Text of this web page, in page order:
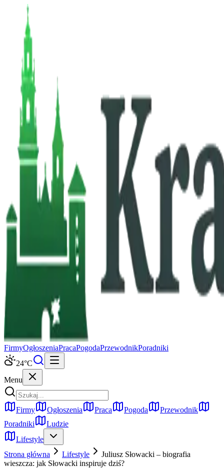
FirmyOgłoszeniaPracaPogodaPrzewodnikPoradniki
24°C
Menu
Firmy Ogłoszenia Praca Pogoda
Przewodnik
Poradniki
Ludzie
Lifestyle
Strona główna
Lifestyle
Juliusz Słowacki – biografia
wieszcza: jak Słowacki inspiruje dziś?